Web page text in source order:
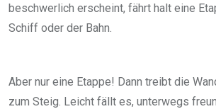
beschwerlich erscheint, fährt halt eine
Schiff oder der Bahn.
Aber nur eine Etappe! Dann treibt die
zum Steig. Leicht fällt es, unterwegs